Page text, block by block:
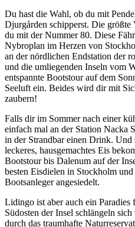
Du hast die Wahl, ob du mit
Djurgården schipperst. Die
du mit der Nummer 80. Diese
Nybroplan im Herzen von
an der nördlichen Endstation der
und die umliegenden Inseln vom
entspannte Bootstour auf dem
Seeluft ein. Beides wird dir mit
zaubern!
Falls dir im Sommer nach einer
einfach mal an der Station Nacka
in der Strandbar einen Drink.
leckeres, hausgemachtes Eis
Bootstour bis Dalenum auf der
besten Eisdielen in Stockholm
Bootsanleger angesiedelt.
Lidingo ist aber auch ein
Südosten der Insel schlängeln
durch das traumhafte